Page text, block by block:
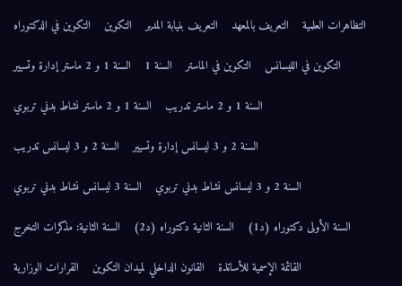
التظاهرات العلمية
التعريف بالمعهد التعريف بنيابة المدير التكوين
التكوين في الدكتوراه
التكوين في الليسانس
التكوين في الماستر السنة 1
السنة 1 و 2 ماستر إدارة وتسيير
السنة 1 و 2 ماستر تدريب
السنة 1 و 2 ماستر نشاط بدني تربوي
السنة 2 و 3 ليسانس إدارة وتسيير
السنة 2 و 3 ليسانس تدريب
السنة 2 و 3 ليسانس نشاط بدني تربوي
السنة 3 ليسانس نشاط بدني تربوي
السنة الأولى دكتوراه (د1)
السنة الثانية دكتوراه (د2)
السنة الثانية: مذكرات التخرج
القائمة الإسمية للأساتذة
القانون الداخلي لميدان التكوين
القرارات الوزارية